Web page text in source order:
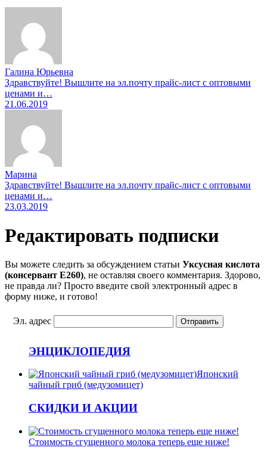
Галина Юрьевна
Здравствуйте! Вышлите на эл.почту прайс-лист с оптовыми
ценами и…
21.06.2019
Марина
Здравствуйте! Вышлите на эл.почту прайс-лист с оптовыми
ценами и…
23.03.2019
Редактировать подписки
Вы можете следить за обсуждением статьи Уксусная кислота
(консервант E260), не оставляя своего комментария. Здорово,
не правда ли? Просто введите свой электронный адрес в
форму ниже, и готово!
Эл. адрес
ЭНЦИКЛОПЕДИЯ
Японский
чайный гриб (медузомицет)
СКИДКИ И АКЦИИ
Стоимость сгущенного молока теперь еще ниже!